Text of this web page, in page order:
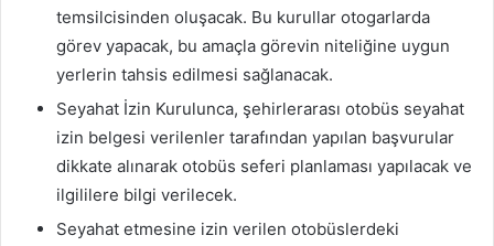
temsilcisinden oluşacak. Bu kurullar otogarlarda
görev yapacak, bu amaçla görevin niteliğine uygun
yerlerin tahsis edilmesi sağlanacak.
Seyahat İzin Kurulunca, şehirlerarası otobüs seyahat
izin belgesi verilenler tarafından yapılan başvurular
dikkate alınarak otobüs seferi planlaması yapılacak ve
ilgililere bilgi verilecek.
Seyahat etmesine izin verilen otobüslerdeki